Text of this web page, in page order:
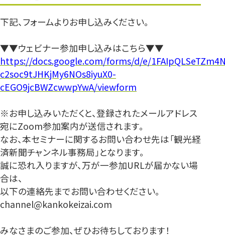
下記、フォームよりお申し込みください。
▼▼ウェビナー参加申し込みはこちら▼▼
https://docs.google.com/forms/d/e/
c2soc9tJHKjMy6NOs8iyuX0-
cEGO9jcBWZcwwpYwA/viewform
※お申し込みいただくと、登録されたメールアドレス
宛にZoom参加案内が送信されます。
なお、本セミナーに関するお問い合わせ先は「観光経
済新聞チャンネル事務局」となります。
誠に恐れ入りますが、万が一参加URLが届かない場
合は、
以下の連絡先までお問い合わせください。
channel@kankokeizai.com
みなさまのご参加、ぜひお待ちしております！